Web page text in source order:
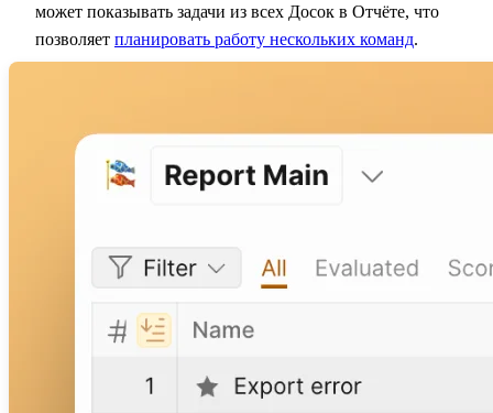
может показывать задачи из всех Досок в Отчёте, что
позволяет планировать работу нескольких команд.